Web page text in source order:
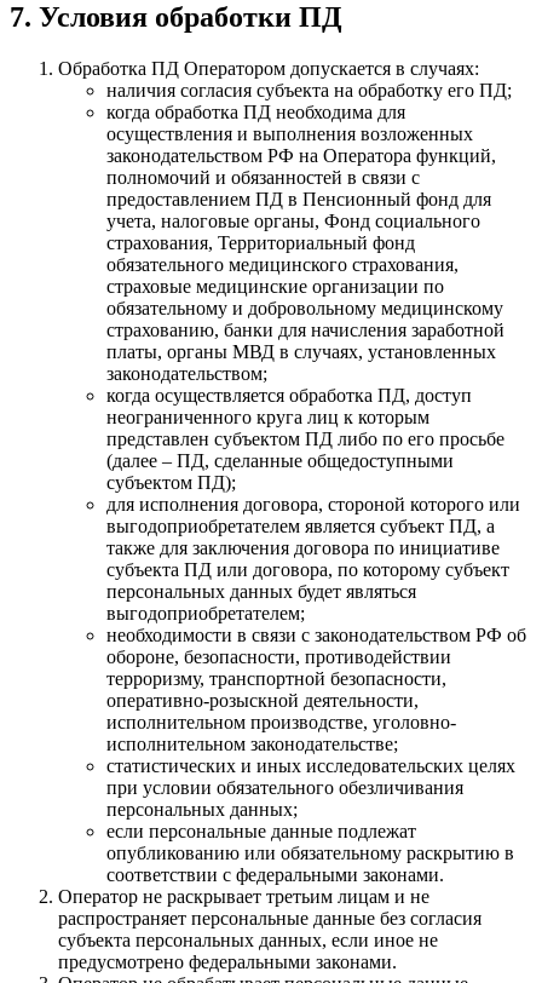
7. Условия обработки ПД
Обработка ПД Оператором допускается в случаях:
наличия согласия субъекта на обработку его ПД;
когда обработка ПД необходима для
осуществления и выполнения возложенных
законодательством РФ на Оператора функций,
полномочий и обязанностей в связи с
предоставлением ПД в Пенсионный фонд для
учета, налоговые органы, Фонд социального
страхования, Территориальный фонд
обязательного медицинского страхования,
страховые медицинские организации по
обязательному и добровольному медицинскому
страхованию, банки для начисления заработной
платы, органы МВД в случаях, установленных
законодательством;
когда осуществляется обработка ПД, доступ
неограниченного круга лиц к которым
представлен субъектом ПД либо по его просьбе
(далее – ПД, сделанные общедоступными
субъектом ПД);
для исполнения договора, стороной которого или
выгодоприобретателем является субъект ПД, а
также для заключения договора по инициативе
субъекта ПД или договора, по которому субъект
персональных данных будет являться
выгодоприобретателем;
необходимости в связи с законодательством РФ об
обороне, безопасности, противодействии
терроризму, транспортной безопасности,
оперативно-розыскной деятельности,
исполнительном производстве, уголовно-
исполнительном законодательстве;
статистических и иных исследовательских целях
при условии обязательного обезличивания
персональных данных;
если персональные данные подлежат
опубликованию или обязательному раскрытию в
соответствии с федеральными законами.
Оператор не раскрывает третьим лицам и не
распространяет персональные данные без согласия
субъекта персональных данных, если иное не
предусмотрено федеральными законами.